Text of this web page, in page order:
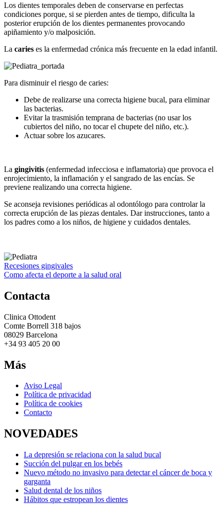
Los dientes temporales deben de conservarse en perfectas
condiciones porque, si se pierden antes de tiempo, dificulta la
posterior erupción de los dientes permanentes provocando
apiñamiento y/o malposición.
La caries es la enfermedad crónica más frecuente en la edad infantil.
Para disminuir el riesgo de caries:
Debe de realizarse una correcta higiene bucal, para eliminar
las bacterias.
Evitar la trasmisión temprana de bacterias (no usar los
cubiertos del niño, no tocar el chupete del niño, etc.).
Actuar sobre los azucares.
La gingivitis (enfermedad infecciosa e inflamatoria) que provoca el
enrojecimiento, la inflamación y el sangrado de las encías. Se
previene realizando una correcta higiene.
Se aconseja revisiones periódicas al odontólogo para controlar la
correcta erupción de las piezas dentales. Dar instrucciones, tanto a
los padres como a los niños, de higiene y cuidados dentales.
Navegación
de
entradas
Recesiones gingivales
Como afecta el deporte a la salud oral
Contacta
Clinica Ottodent
Comte Borrell 318 bajos
08029 Barcelona
+34 93 405 20 00
Más
Aviso Legal
Política de privacidad
Política de cookies
Contacto
NOVEDADES
La depresión se relaciona con la salud bucal
Succión del pulgar en los bebés
Nuevo método no invasivo para detectar el cáncer de boca y
garganta
Salud dental de los niños
Hábitos que estropean los dientes